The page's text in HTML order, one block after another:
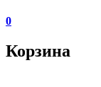
0
Корзина